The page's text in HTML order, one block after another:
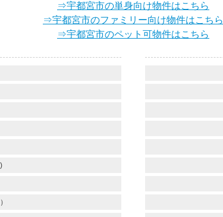
⇒宇都宮市の単身向け物件はこちら
⇒宇都宮市のファミリー向け物件はこちら
⇒宇都宮市のペット可物件はこちら